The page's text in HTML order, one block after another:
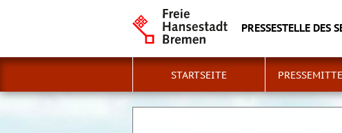
PRESSESTELLE DES
STARTSEITE